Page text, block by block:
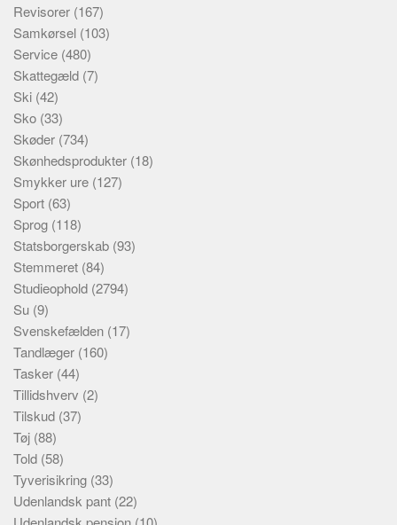
Revisorer (167)
Samkørsel (103)
Service (480)
Skattegæld (7)
Ski (42)
Sko (33)
Skøder (734)
Skønhedsprodukter (18)
Smykker ure (127)
Sport (63)
Sprog (118)
Statsborgerskab (93)
Stemmeret (84)
Studieophold (2794)
Su (9)
Svenskefælden (17)
Tandlæger (160)
Tasker (44)
Tillidshverv (2)
Tilskud (37)
Tøj (88)
Told (58)
Tyverisikring (33)
Udenlandsk pant (22)